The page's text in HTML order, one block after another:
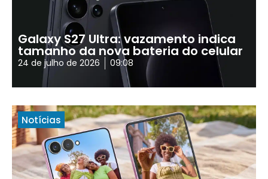
Galaxy S27 Ultra: vazamento indica
tamanho da nova bateria do celular
24 de julho de 2026 09:08
Notícias